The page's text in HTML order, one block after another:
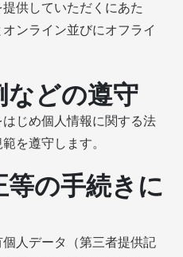
供していただくにあた
ンライン並びにオフライ
などの遵守
じめ個人情報に関する法
を遵守します。
等の手続きに
人データ（第三者提供記